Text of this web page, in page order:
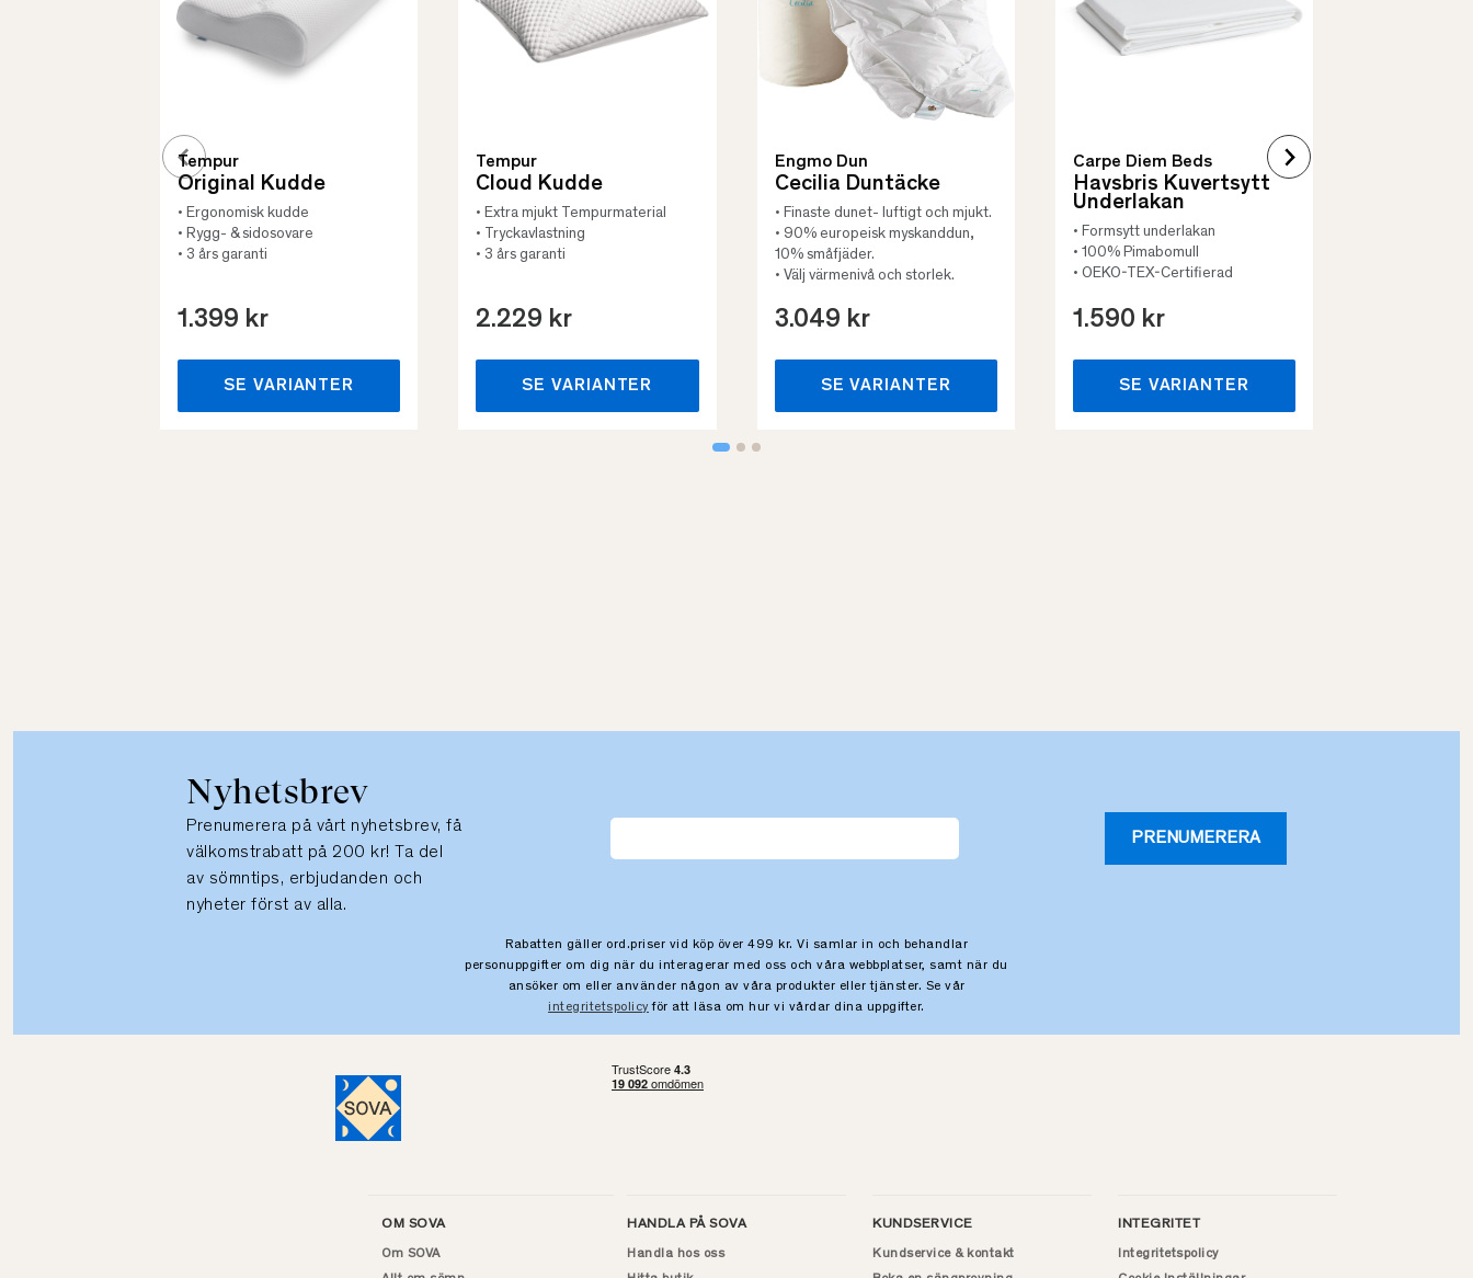
Tempur
Original Kudde
• Ergonomisk kudde
• Rygg- & sidosovare
• 3 års garanti
1.399 kr
SE VARIANTER
Tempur
Cloud Kudde
• Extra mjukt Tempurmaterial
• Tryckavlastning
• 3 års garanti
2.229 kr
SE VARIANTER
Engmo Dun
Cecilia Duntäcke
• Finaste dunet- luftigt och mjukt.
• 90% europeisk myskanddun,
10% småfjäder.
• Välj värmenivå och storlek.
3.049 kr
SE VARIANTER
Carpe Diem Beds
Havsbris Kuvertsytt
Underlakan
• Formsytt underlakan
• 100% Pimabomull
• OEKO-TEX-Certifierad
1.590 kr
SE VARIANTER
Nyhetsbrev
Prenumerera på vårt nyhetsbrev, få
välkomstrabatt på 200 kr! Ta del
av sömntips, erbjudanden och
nyheter först av alla.
PRENUMERERA
Rabatten gäller ord.priser vid köp över 499 kr. Vi samlar in och behandlar
personuppgifter om dig när du interagerar med oss och våra webbplatser, samt när du
ansöker om eller använder någon av våra produkter eller tjänster. Se vår
integritetspolicy för att läsa om hur vi vårdar dina uppgifter.
OM SOVA
Om SOVA
HANDLA PÅ SOVA
Handla hos oss
KUNDSERVICE
Kundservice & kontakt
INTEGRITET
Integritetspolicy